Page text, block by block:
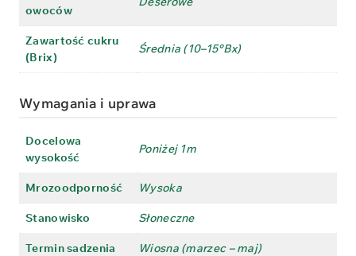
owoców
Zawartość cukru
(Brix)
Średnia (10–15°Bx)
Wymagania i uprawa
Docelowa
wysokość
Poniżej 1m
Mrozoodporność Wysoka
Stanowisko Słoneczne
Termin sadzenia Wiosna (marzec – maj)